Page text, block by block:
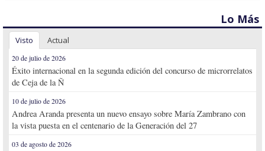
Lo Más
Visto Actual
20 de julio de 2026
Éxito internacional en la segunda edición del concurso de microrrelatos
de Ceja de la Ñ
10 de julio de 2026
Andrea Aranda presenta un nuevo ensayo sobre María Zambrano con
la vista puesta en el centenario de la Generación del 27
03 de agosto de 2026